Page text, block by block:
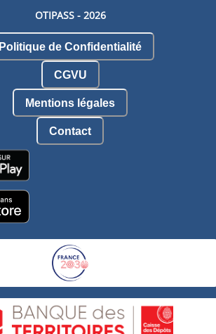
OTIPASS - 2026
Politique de Confidentialité
CGVU
Mentions légales
Contact